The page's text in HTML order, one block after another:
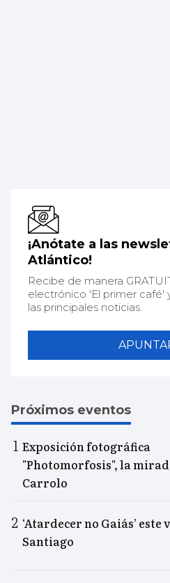
¡Anótate a las
Atlántico!
Recibe de manera
electrónico 'El primer café'
las principales noticias.
Próximos eventos
Exposición fotográfica
"Photomorfosis", la
Carrolo
‘Atardecer no Gaiás’ este
Santiago